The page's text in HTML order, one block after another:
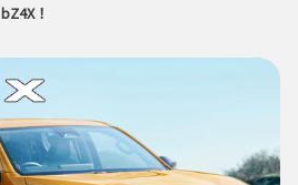
！